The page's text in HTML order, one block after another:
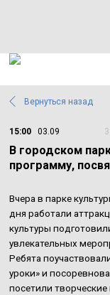
Вернуться назад
15:00 03.09
В городском
программу,
Вчера в парке
дня работали
культуры
увлекательных
Ребята
уроки» и
посетили